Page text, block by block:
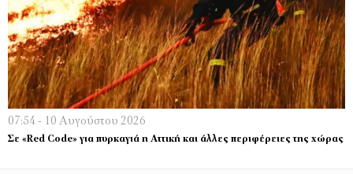
07:54 - 10 Αυγούστου 2026
Σε «Red Code» για πυρκαγιά η Αττική και άλλες περιφέρειες της χώρας